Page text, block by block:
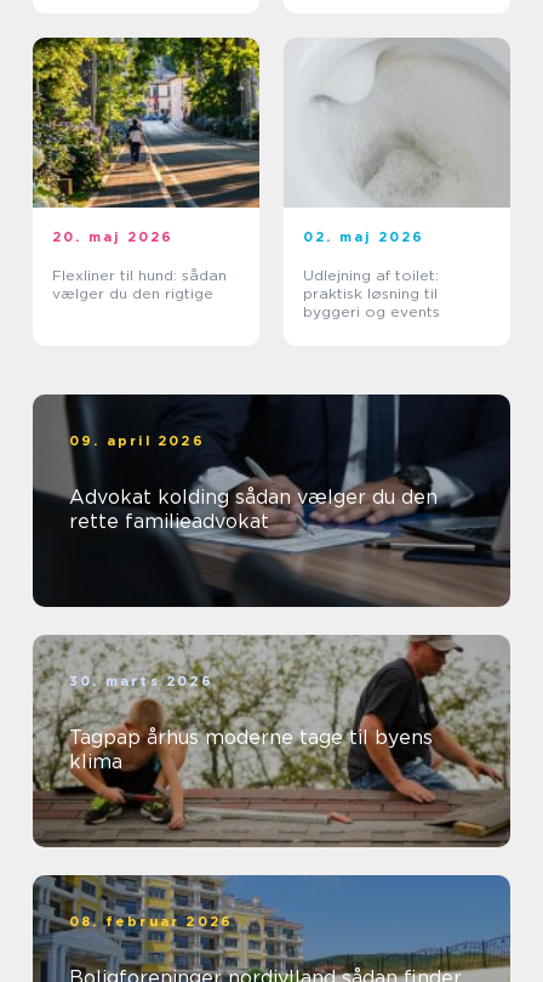
20. maj 2026
Flexliner til hund: sådan
vælger du den rigtige
02. maj 2026
Udlejning af toilet:
praktisk løsning til
byggeri og events
09. april 2026
Advokat kolding sådan vælger du den
rette familieadvokat
30. marts 2026
Tagpap århus moderne tage til byens
klima
08. februar 2026